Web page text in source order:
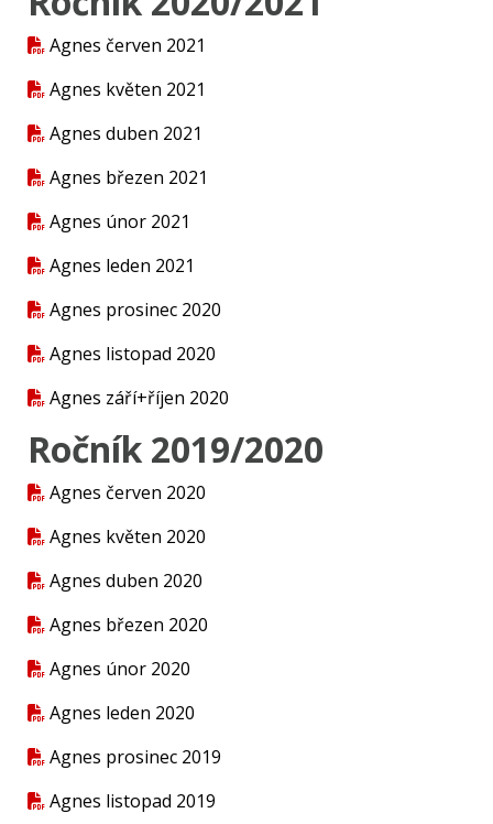
Agnes červen 2021
Agnes květen 2021
Agnes duben 2021
Agnes březen 2021
Agnes únor 2021
Agnes leden 2021
Agnes prosinec 2020
Agnes listopad 2020
Agnes září+říjen 2020
Ročník 2019/2020
Agnes červen 2020
Agnes květen 2020
Agnes duben 2020
Agnes březen 2020
Agnes únor 2020
Agnes leden 2020
Agnes prosinec 2019
Agnes listopad 2019